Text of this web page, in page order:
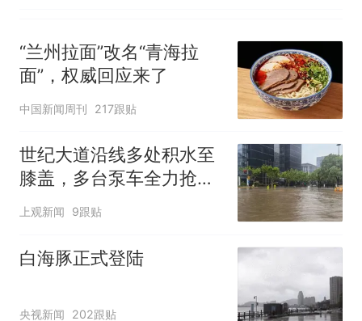
“兰州拉面”改名“青海拉
面”，权威回应来了
中国新闻周刊 217跟贴
世纪大道沿线多处积水至
膝盖，多台泵车全力抢
排，建议市民尽量避免附
上观新闻 9跟贴
白海豚正式登陆
央视新闻 202跟贴